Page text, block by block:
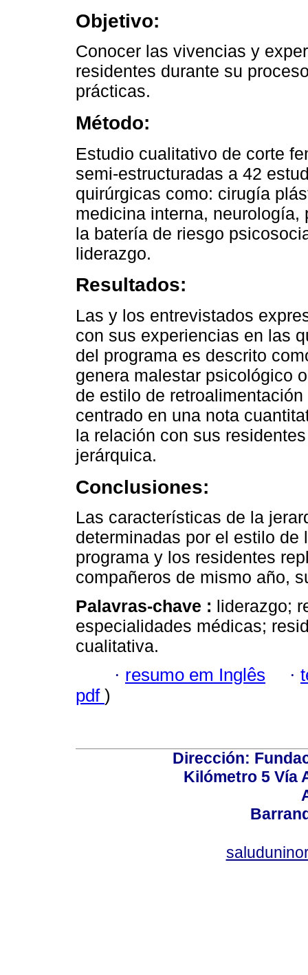
Objetivo:
Conocer las vivencias y
residentes durante su
prácticas.
Método:
Estudio cualitativo de corte
semi-estructuradas a 42
quirúrgicas como: cirugía
medicina interna,
la batería de riesgo
liderazgo.
Resultados:
Las y los entrevistados
con sus experiencias en las
del programa es descrito
genera malestar psicológico
de estilo de
centrado en una nota
la relación con sus
jerárquica.
Conclusiones:
Las características de la
determinadas por el estilo
programa y los residentes
compañeros de mismo año,
Palavras-chave : liderazgo;
especialidades médicas;
cualitativa.
· resumo em Inglês ·
pdf )
Dirección:
Kilómetro 5 Vía